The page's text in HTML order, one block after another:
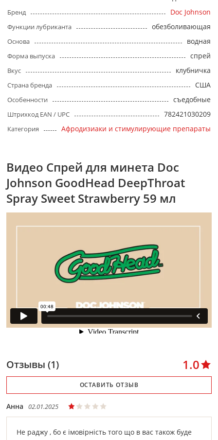
Бренд Doc Johnson
Функции лубриканта обезболивающая
Основа водная
Форма выпуска спрей
Вкус клубничка
Страна бренда США
Особенности съедобные
Штрихкод EAN / UPC 782421030209
Категория Афродизиаки и стимулирующие препараты
Видео Спрей для минета Doc
Johnson GoodHead DeepThroat
Spray Sweet Strawberry 59 мл
Отзывы (1) 1.0
ОСТАВИТЬ ОТЗЫВ
Не раджу , бо є імовірність того що в вас також буде
Анна 02.01.2025